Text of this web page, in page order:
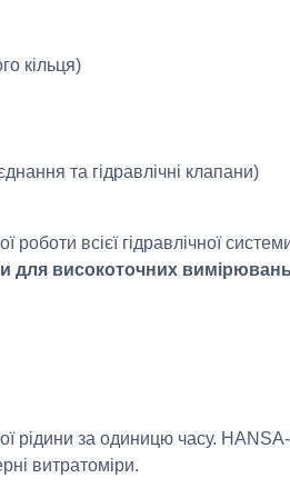
кільця)
та гідравлічні клапани)
роботи всієї гідравлічної
для високоточних вимірювань
рідини за одиницю часу. HANSA‑
витратоміри.